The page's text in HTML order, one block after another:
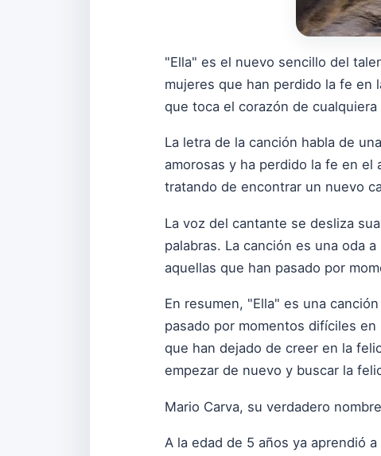
"Ella" es el nuevo sencillo del
mujeres que han perdido la fe en
que toca el corazón de
La letra de la canción habla de
amorosas y ha perdido la fe en
tratando de encontrar un nuevo
La voz del cantante se desliza
palabras. La canción es una oda
aquellas que han pasado por
En resumen, "Ella" es una
pasado por momentos difíciles
que han dejado de creer en la
empezar de nuevo y buscar la
Mario Carva, su verdadero
A la edad de 5 años ya aprendió